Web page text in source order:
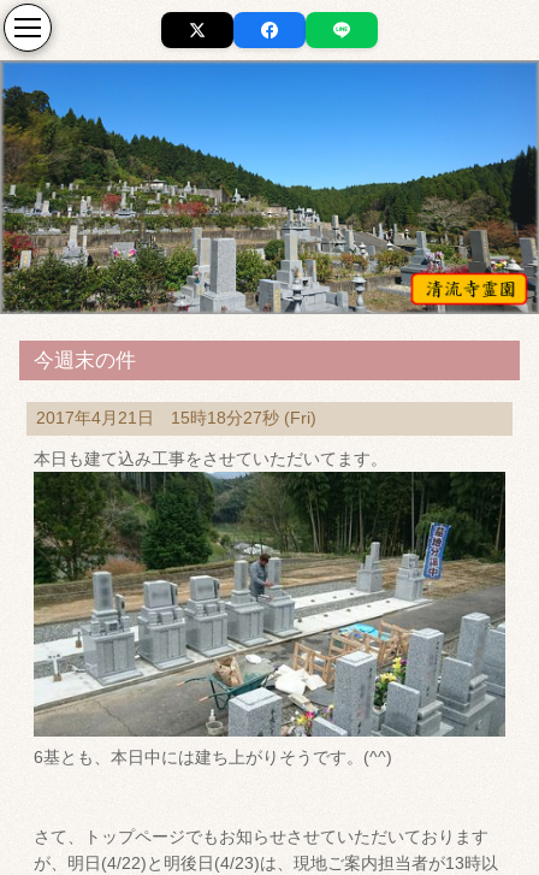
今週末の件
2017年4月21日 15時18分27秒 (Fri)
本日も建て込み工事をさせていただいてます。
6基とも、本日中には建ち上がりそうです。(^^)
さて、トップページでもお知らせさせていただいております
が、明日(4/22)と明後日(4/23)は、現地ご案内担当者が13時以